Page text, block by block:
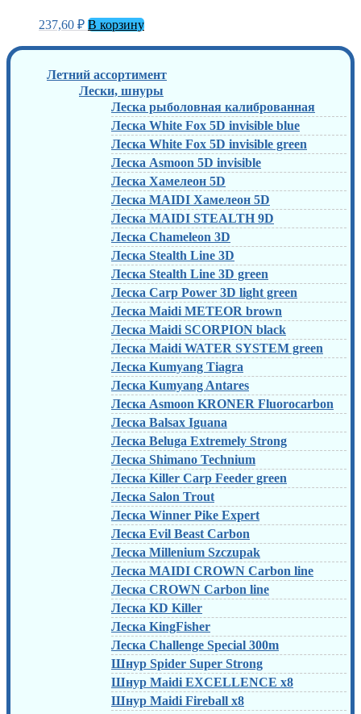
237,60 ₽ В корзину
Летний ассортимент
Лески, шнуры
Леска рыболовная калиброванная
Леска White Fox 5D invisible blue
Леска White Fox 5D invisible green
Леска Asmoon 5D invisible
Леска Хамелеон 5D
Леска MAIDI Хамелеон 5D
Леска MAIDI STEALTH 9D
Леска Chameleon 3D
Леска Stealth Line 3D
Леска Stealth Line 3D green
Леска Carp Power 3D light green
Леска Maidi METEOR brown
Леска Maidi SCORPION black
Леска Maidi WATER SYSTEM green
Леска Kumyang Tiagra
Леска Kumyang Antares
Леска Asmoon KRONER Fluorocarbon
Леска Balsax Iguana
Леска Beluga Extremely Strong
Леска Shimano Technium
Леска Killer Carp Feeder green
Леска Salon Trout
Леска Winner Pike Expert
Леска Evil Beast Carbon
Леска Millenium Szczupak
Леска MAIDI CROWN Carbon line
Леска CROWN Carbon line
Леска KD Killer
Леска KingFisher
Леска Challenge Special 300m
Шнур Spider Super Strong
Шнур Maidi EXCELLENCE x8
Шнур Maidi Fireball x8